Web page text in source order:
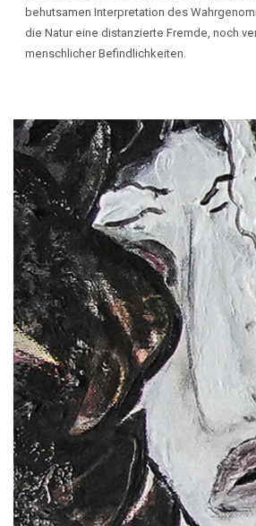
behutsamen Interpretation des
die Natur eine distanzierte Fremde, noch
menschlicher Befindlichkeiten.